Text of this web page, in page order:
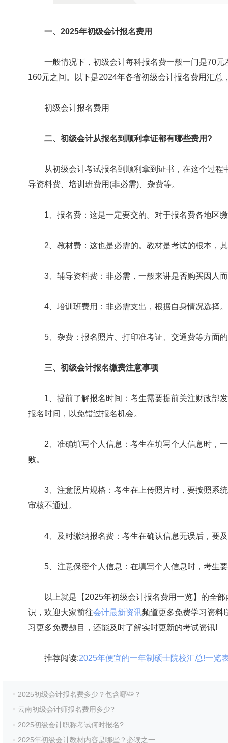
一、2025年初级会计报名费用
一般情况下，初级会计每科报名费一般一门是70元
160元之间。以下是2024年各省初级会计报名费用汇总
初级会计报名费用
二、初级会计从报名到顺利拿证都有哪些费用?
从初级会计考试报名到顺利拿到证书，在这个过程
导资料费、培训班费用(非必需)、杂费等。
1、报名费：这是一定要交的。对于报名费各地区缴
2、教材费：这也是必需的。教材是考试的根本，其
3、辅导资料费：非必需，一般来讲是否购买因人而
4、培训班费用：非必需支出，根据自身情况选择。
5、杂费：报名照片、打印准考证、交通费等方面
三、初级会计报名缴费注意事项
1、提前了解报名时间：考生需要提前关注财政部发
报名时间，以免错过报名机会。
2、准确填写个人信息：考生在填写个人信息时，一
败。
3、注意照片规格：考生在上传照片时，要按照系统
审核不通过。
4、及时缴纳报名费：考生在确认信息无误后，要及
5、注意保密个人信息：在填写个人信息时，考生要
以上就是【2025年初级会计报名费用一览】的全部
识，欢迎大家前往会计最新资讯频道更多免费学习资料
习更多免费题目，还能及时了解实时更新的考试资讯!
推荐阅读:2025年便宜的一年制硕士院校汇总!一览
2025初级会计报名费多少？包含哪些？
云南初级会计师报名费用多少?
2025初级会计职称考试何时报名?
2025年初级会计教材内容是哪些？必读之一